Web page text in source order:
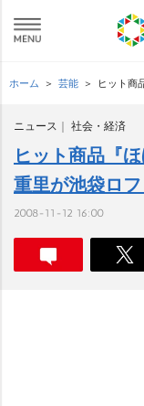
ホーム 芸能 ヒット商
ニュース 社会・経済
ヒット商品『
重里が池袋ロ
2008-11-12 16:00